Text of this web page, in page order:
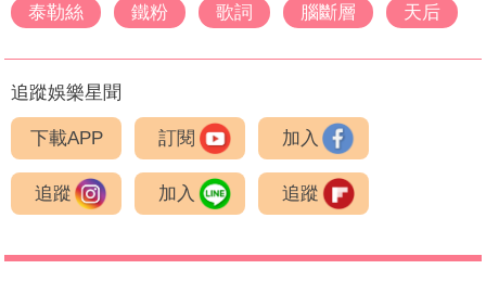
泰勒絲
鐵粉 歌詞 腦斷層 天后
追蹤娛樂星聞
下載APP 訂閱 加入
追蹤 加入 追蹤